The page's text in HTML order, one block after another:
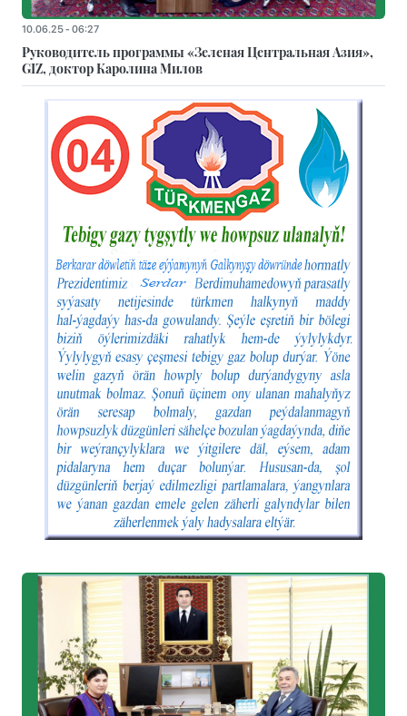
10.06.25 - 06:27
Руководитель программы «Зеленая Центральная Азия»,
GIZ, доктор Каролина Милов